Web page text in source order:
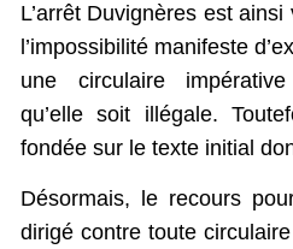
L’arrêt Duvignères est
l’impossibilité manifeste
une circulaire
qu’elle soit illégale.
fondée sur le texte initial
Désormais, le recours
dirigé contre toute